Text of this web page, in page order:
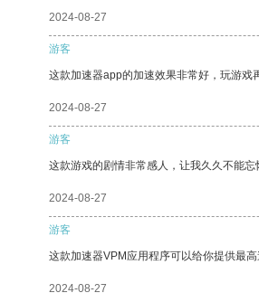
2024-08-27
游客
这款加速器app的加速效果非常好，玩游戏
2024-08-27
游客
这款游戏的剧情非常感人，让我久久不能忘
2024-08-27
游客
这款加速器VPM应用程序可以给你提供最
2024-08-27